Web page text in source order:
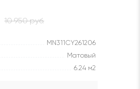
10 950 руб.
MN311CY261206
Матовый
6.24 м2